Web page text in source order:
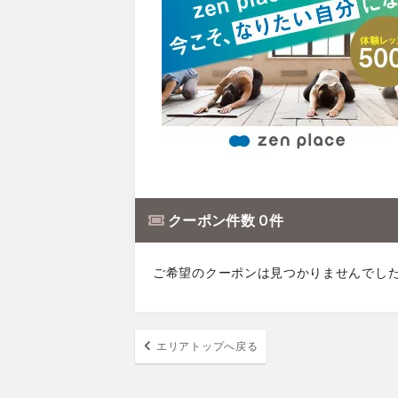
クーポン件数 0 件
ご希望のクーポンは見つかりませんでし
エリアトップへ戻る